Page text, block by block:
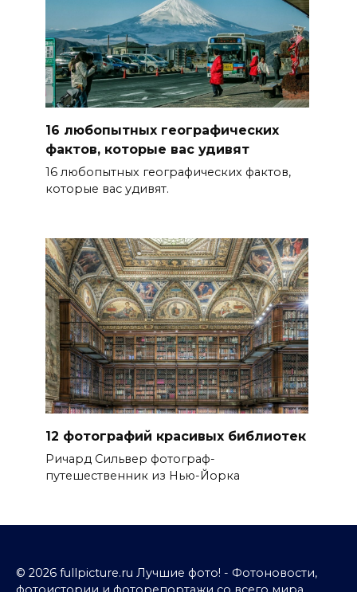
16 любопытных географических
фактов, которые вас удивят
16 любопытных географических фактов,
которые вас удивят.
12 фотографий красивых библиотек
Ричард Сильвер фотограф-
путешественник из Нью-Йорка
© 2026 fullpicture.ru Лучшие фото! - Фотоновости,